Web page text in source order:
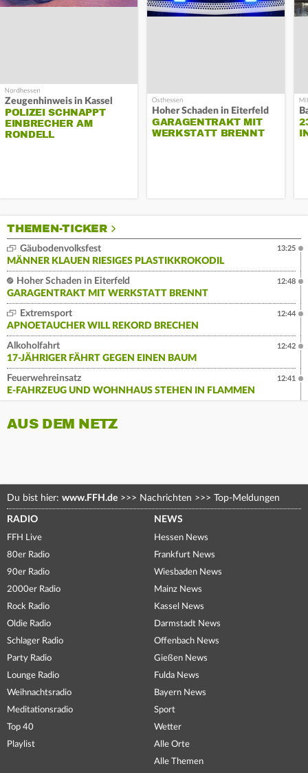
Zeugenhinweis in Kassel
POLIZEI SCHNAPPT
EINBRECHER AM
RONDELL
Hoher Schaden in Eiterfeld
GARAGENTRAKT MIT
WERKSTATT BRENNT
THEMEN-TICKER
Gäubodenvolksfest
MÄNNER KLAUEN RIESIGES PLASTIKKROKODIL
13:25
Hoher Schaden in Eiterfeld
GARAGENTRAKT MIT WERKSTATT BRENNT
12:48
Extremsport
APNOETAUCHER WILL REKORD BRECHEN
12:44
Alkoholfahrt
17-JÄHRIGER FÄHRT GEGEN EINEN BAUM
12:42
Feuerwehreinsatz
E-FAHRZEUG UND WOHNHAUS STEHEN IN FLAMMEN
12:41
AUS DEM NETZ
Du bist hier: www.FFH.de >>> Nachrichten >>> Top-Meldungen
RADIO
FFH Live
80er Radio
90er Radio
2000er Radio
Rock Radio
Oldie Radio
Schlager Radio
Party Radio
Lounge Radio
Weihnachtsradio
Meditationsradio
Top 40
Playlist
NEWS
Hessen News
Frankfurt News
Wiesbaden News
Mainz News
Kassel News
Darmstadt News
Offenbach News
Gießen News
Fulda News
Bayern News
Sport
Wetter
Alle Orte
Alle Themen